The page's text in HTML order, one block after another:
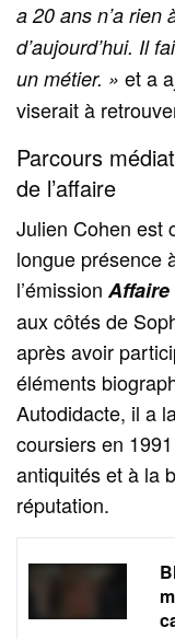
a 20 ans n’a rien
d’aujourd’hui. Il
un métier. » et a
viserait à
Parcours
de l’affaire
Julien Cohen est
longue présence
l’émission
aux côtés de
après avoir
éléments
Autodidacte, il a
coursiers en
antiquités et à la
réputation.